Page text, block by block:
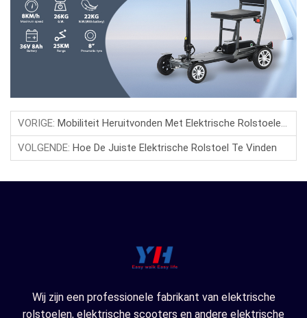
VORIGE: Mobiliteit Heruitvonden Met Elektrische Rolstoelen: De Toekomst Van Kracht En Comfort
VOLGENDE: Hoe De Juiste Elektrische Rolstoel Te Vinden
Wij zijn een professionele fabrikant van elektrische
rolstoelen, elektrische scooters en andere elektrische